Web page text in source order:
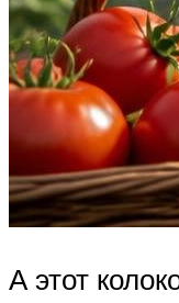
А этот